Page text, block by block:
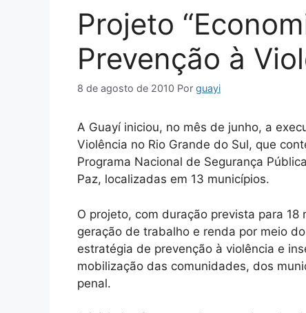
Projeto
Prevenção à
8 de agosto de 2010 Por guayi
A Guayí iniciou, no mês de junho, a
Violência no Rio Grande do Sul, que
Programa Nacional de Segurança
Paz, localizadas em 13 municípios.
O projeto, com duração prevista para
geração de trabalho e renda por meio
estratégia de prevenção à violência e
mobilização das comunidades, dos
penal.